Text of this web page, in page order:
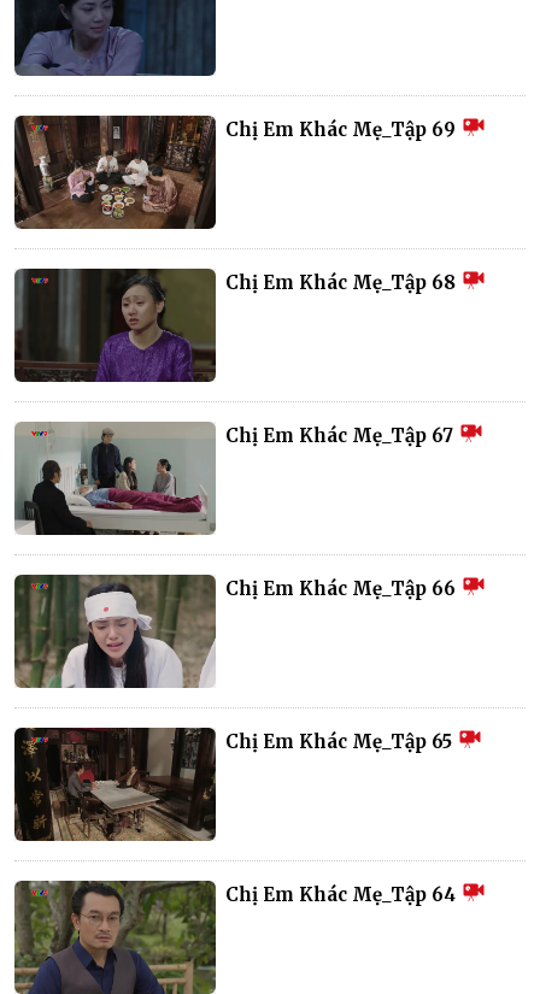
Chị Em Khác Mẹ_Tập 69
Chị Em Khác Mẹ_Tập 68
Chị Em Khác Mẹ_Tập 67
Chị Em Khác Mẹ_Tập 66
Chị Em Khác Mẹ_Tập 65
Chị Em Khác Mẹ_Tập 64